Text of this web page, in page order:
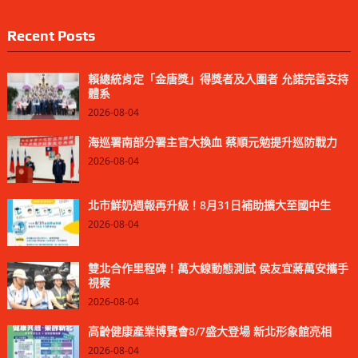
Recent Posts
賴總統肯定「金唐獎」得獎者及入圍者 允諾完善支持
體系
2026-08-04
海巡署南部分署主官大換血 蔡順元勉提升巡防戰力
2026-08-04
北市鮮奶週報再升級！8月31日補助擴大至國中生
2026-08-04
雙北合作里程碑！萬大線動態測試 侯友宜蔣萬安攜手
視察
2026-08-04
高齡健康產業博覽會8/7盛大登場 新北形象館亮相
2026-08-04